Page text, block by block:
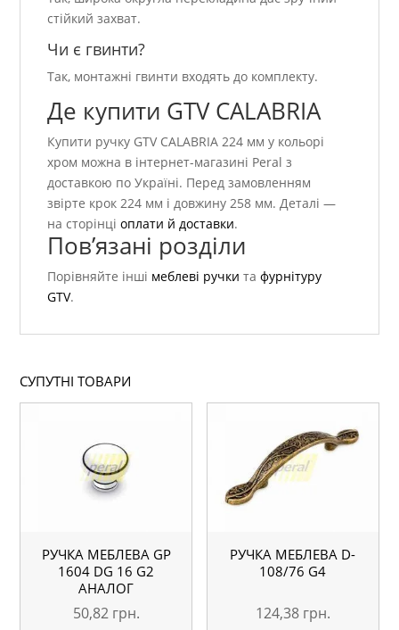
стійкий захват.
Чи є гвинти?
Так, монтажні гвинти входять до комплекту.
Де купити GTV CALABRIA
Купити ручку GTV CALABRIA 224 мм у кольорі
хром можна в інтернет-магазині Peral з
доставкою по Україні. Перед замовленням
звірте крок 224 мм і довжину 258 мм. Деталі —
на сторінціоплати й доставки.
Пов’язані розділи
Порівняйте інші меблеві ручки тафурнітуру
GTV.
СУПУТНІ ТОВАРИ
РУЧКА МЕБЛЕВА GP
1604 DG 16 G2
АНАЛОГ
50,82 грн.
РУЧКА МЕБЛЕВА D-
108/76 G4
124,38 грн.